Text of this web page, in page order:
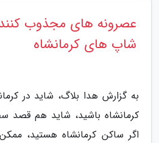
عصرونه های مجذوب
شاپ های کرمانشاه
به گزارش هدا بلاگ، شاید در
کرمانشاه باشید، شاید هم قصد
اگر ساکن کرمانشاه هستید،